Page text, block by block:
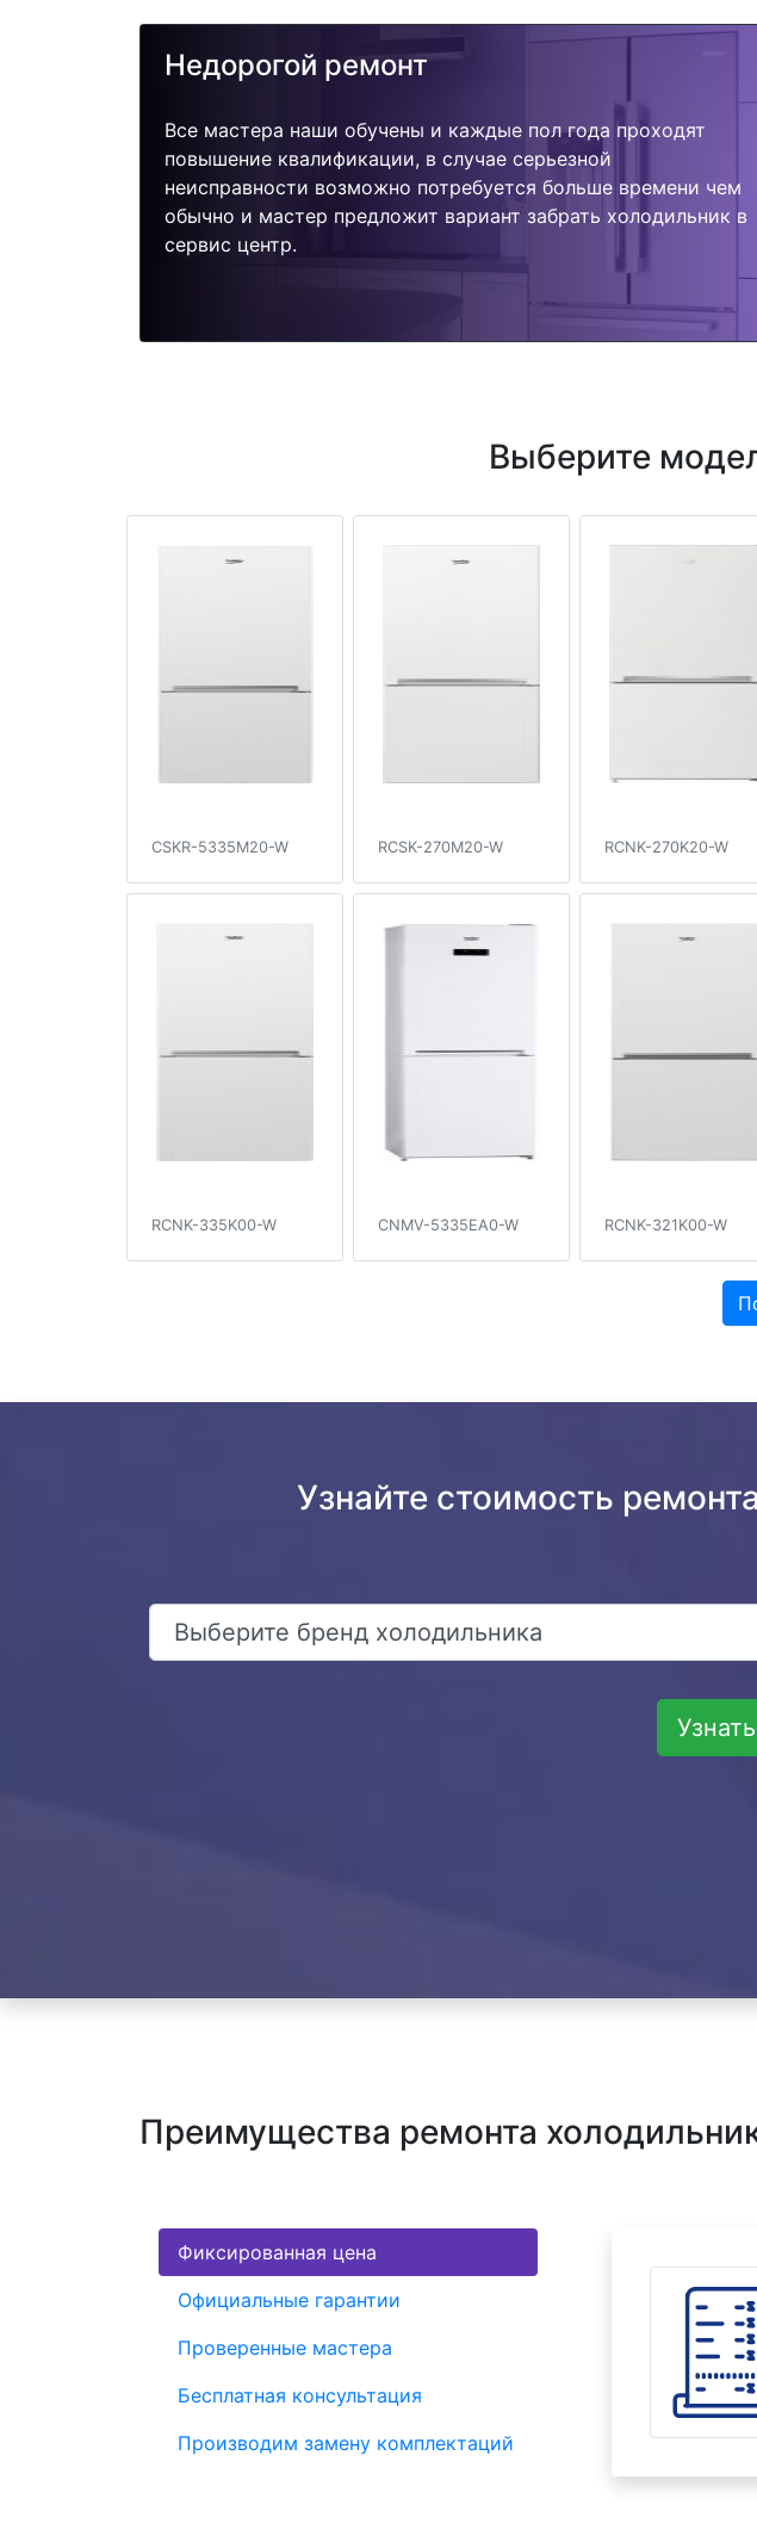
Недорогой ремонт
Все мастера наши обучены и каждые пол года проходят
повышение квалификации, в случае серьезной
неисправности возможно потребуется больше времени чем
обычно и мастер предложит вариант забрать холодильник в
сервис центр.
Выберите
CSKR-5335M20-W RCSK-270M20-W RCNK-270K20-W
RCNK-335K00-W CNMV-5335EA0-W RCNK-321K00-W
Узнайте стоимость
Преимущества ремонта
Фиксированная цена
Официальные гарантии
Проверенные мастера
Бесплатная консультация
Производим замену комплектаций